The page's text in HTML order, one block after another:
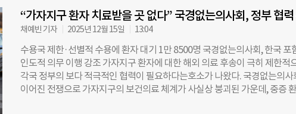
된 문제라면 더욱 그렇다”고 전했다. 이어 “우리는 세계의 경찰도, 사회안전
“동맹국과
우리 기업 직원 약 1만4천 명이 체류하고 있었다. 통신이 불안정해지고 공항
들의 안전은 순식간에 불확실해졌다. 시간은 많지 않았다. 공항이 막히면 항
면 육로를 찾아야 했다. 우리는 현지 정부와 국제기구, 여러 국가들과 협력하
탈출 경로를 모색했다. 도시의 긴장은 계속 높아지고 있었지만 탈출 항공기와
르는 순간 안도의 한숨을 내쉬던 사람들의 모습은 지금도 잊히지 않는다. 수
을 지나 결국 1만4천여 명을 안전하게 탈출시킬 수 있었다. 그러나 그 과정에
현실을 마주했다. 분쟁 속에서 집을 떠나야 했던 수십만 명의 리비아 시민들,
“가자지구 환자 치료받을 곳 없다” 국경없는의사회, 정부 협
채예빈 기자 2025년 12월 15일 13:04
수용국 제한·선별적 수용에 환자 대기 1만 8500명 국경없는의사회, 한국 포
인도적 의무 이행 강조 가자지구 환자에 대한 해외 의료 후송이 극히 제한적
각국 정부의 보다 적극적인 협력이 필요하다는호소가 나왔다. 국경없는의사
이어진 전쟁으로 가자지구의 보건의료 체계가 사실상 붕괴된 가운데, 중증